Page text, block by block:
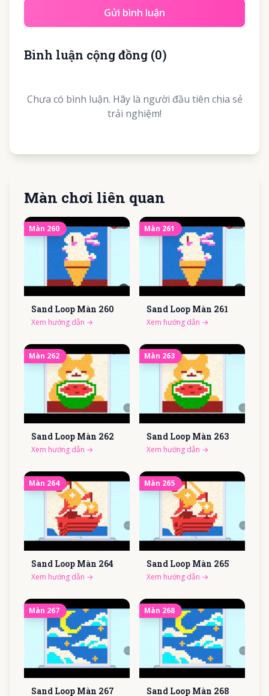
Gửi bình luận
Bình luận cộng đồng (0)
Chưa có bình luận. Hãy là người đầu tiên chia sẻ
trải nghiệm!
Màn chơi liên quan
Màn 260
Sand Loop Màn 260
Xem hướng dẫn →
Màn 261
Sand Loop Màn 261
Xem hướng dẫn →
Màn 262
Sand Loop Màn 262
Xem hướng dẫn →
Màn 263
Sand Loop Màn 263
Xem hướng dẫn →
Màn 264
Sand Loop Màn 264
Xem hướng dẫn →
Màn 265
Sand Loop Màn 265
Xem hướng dẫn →
Màn 267
Sand Loop Màn 267
Màn 268
Sand Loop Màn 268